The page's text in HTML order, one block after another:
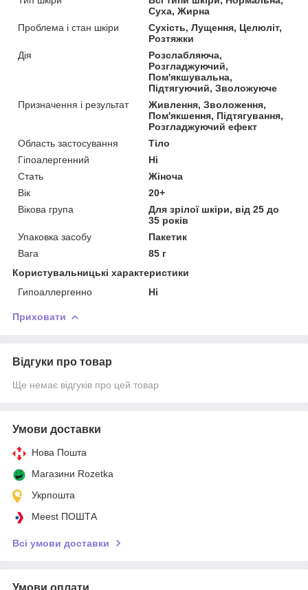
Суха, Жирна
Проблема і стан шкіри
Сухість, Лущення, Целюліт,
Розтяжки
Дія
Розслабляюча,
Розгладжуючий,
Пом'якшувальна,
Підтягуючий, Зволожуюче
Призначення і результат
Живлення, Зволоження,
Пом'якшення, Підтягування,
Розгладжуючий ефект
Область застосування
Тіло
Гіпоалергенний
Ні
Стать
Жіноча
Вік
20+
Вікова група
Для зрілої шкіри, від 25 до
35 років
Упаковка засобу
Пакетик
Вага
85 г
Користувальницькі характеристики
Гипоаллергенно
Ні
Приховати
Відгуки про товар
Ще немає відгуків про цей товар
Умови доставки
Нова Пошта
Магазини Rozetka
Укрпошта
Meest ПОШТА
Всі умови доставки
Умови оплати